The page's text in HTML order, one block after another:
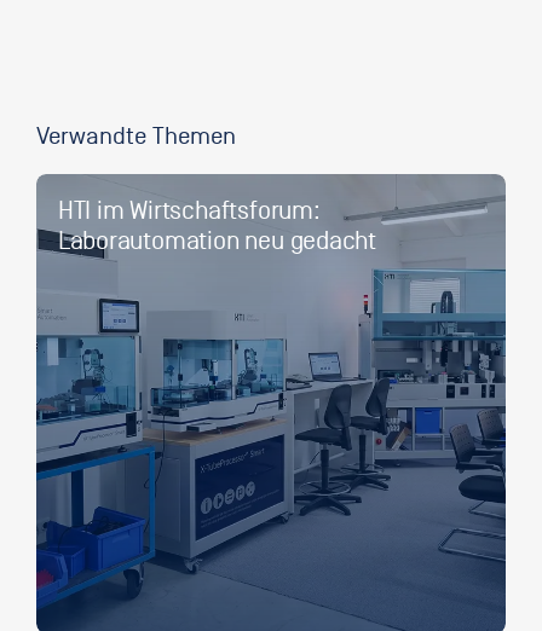
Verwandte Themen
HTI im Wirtschaftsforum:
Laborautomation neu gedacht